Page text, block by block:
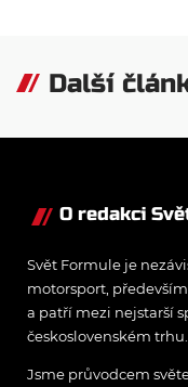
Další
O redakci
Svět Formule je
motorsport,
a patří mezi nejstarší
československém trhu.
Jsme průvodcem